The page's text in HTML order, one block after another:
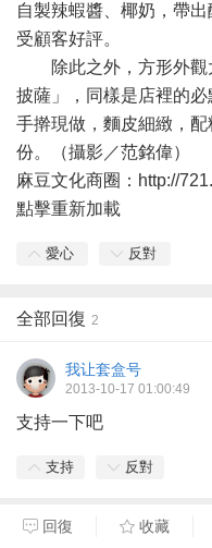
自製辣蝦醬、椰奶，帶
受顧客好評。
除此之外，方形外觀
披薩」，同樣是店裡的
手擀現做，麵皮細緻，
份。（攝影／范銘偉）
麻豆文化商圈：http://
點擊重新加載
愛心 反對
全部回復 2
我让套盒号
2013-10-17 01:00:49
支持一下吧
支持 反對
回復 收藏